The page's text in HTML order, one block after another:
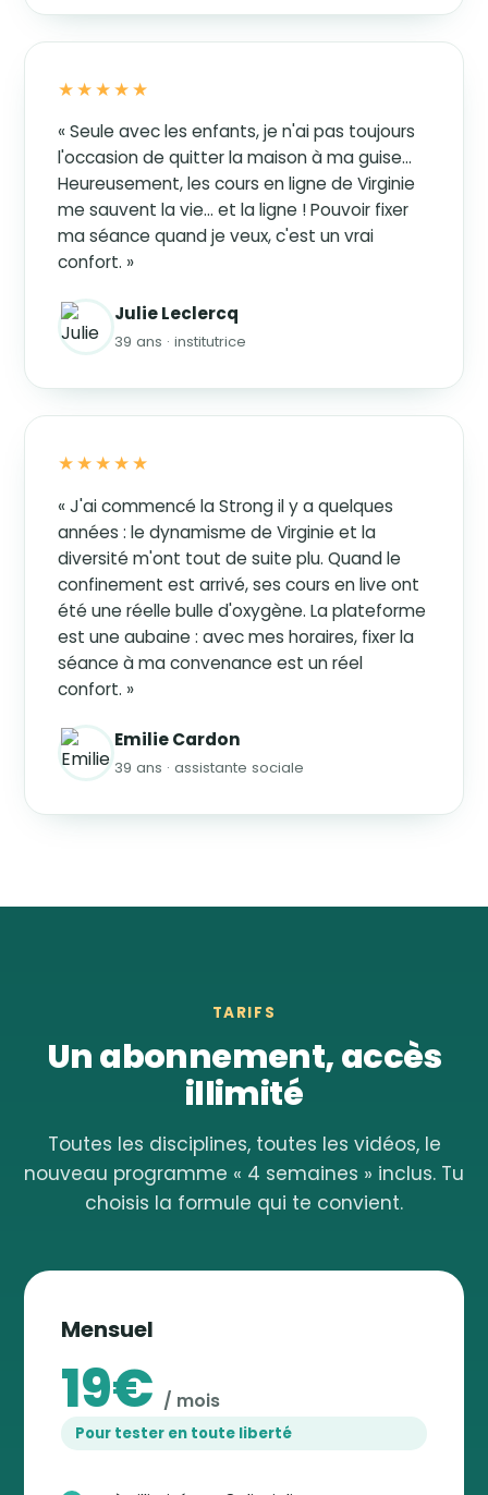
★★★★★
« Seule avec les enfants, je n'ai pas toujours
l'occasion de quitter la maison à ma guise…
Heureusement, les cours en ligne de Virginie
me sauvent la vie… et la ligne ! Pouvoir fixer
ma séance quand je veux, c'est un vrai
confort. »
Julie Leclercq
39 ans · institutrice
★★★★★
« J'ai commencé la Strong il y a quelques
années : le dynamisme de Virginie et la
diversité m'ont tout de suite plu. Quand le
confinement est arrivé, ses cours en live ont
été une réelle bulle d'oxygène. La plateforme
est une aubaine : avec mes horaires, fixer la
séance à ma convenance est un réel
confort. »
Emilie Cardon
39 ans · assistante sociale
TARIFS
Un abonnement, accès
illimité
Toutes les disciplines, toutes les vidéos, le
nouveau programme « 4 semaines » inclus. Tu
choisis la formule qui te convient.
Mensuel
19€ / mois
Pour tester en toute liberté